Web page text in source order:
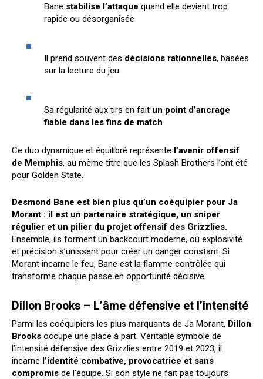
Bane stabilise l’attaque quand elle devient trop
rapide ou désorganisée
Il prend souvent des décisions rationnelles, basées
sur la lecture du jeu
Sa régularité aux tirs en fait un point d’ancrage
fiable dans les fins de match
Ce duo dynamique et équilibré représente l’avenir offensif
de Memphis, au même titre que les Splash Brothers l’ont été
pour Golden State.
Desmond Bane est bien plus qu’un coéquipier pour Ja
Morant : il est un partenaire stratégique, un sniper
régulier et un pilier du projet offensif des Grizzlies.
Ensemble, ils forment un backcourt moderne, où explosivité
et précision s’unissent pour créer un danger constant. Si
Morant incarne le feu, Bane est la flamme contrôlée qui
transforme chaque passe en opportunité décisive.
Dillon Brooks – L’âme défensive et l’intensité
Parmi les coéquipiers les plus marquants de Ja Morant, Dillon
Brooks occupe une place à part. Véritable symbole de
l’intensité défensive des Grizzlies entre 2019 et 2023, il
incarne l’identité combative, provocatrice et sans
compromis de l’équipe. Si son style ne fait pas toujours